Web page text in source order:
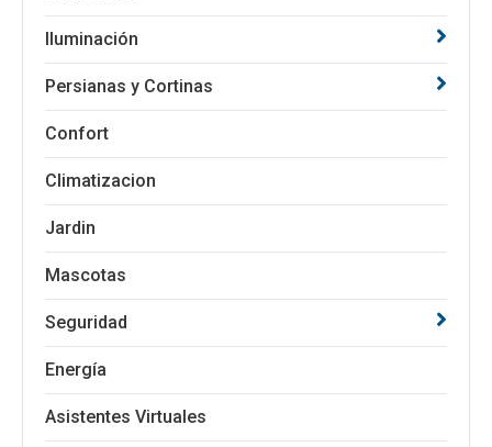
Iluminación
Persianas y Cortinas
Confort
Climatizacion
Jardin
Mascotas
Seguridad
Energía
Asistentes Virtuales